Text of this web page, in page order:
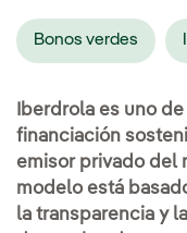
Bonos verdes
Iberdrola es uno
financiación
emisor privado del
modelo está
la transparencia y